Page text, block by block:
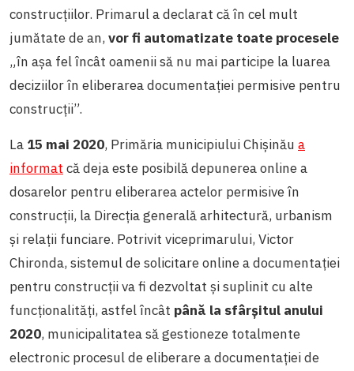
construcțiilor. Primarul a declarat că în cel mult
jumătate de an, vor fi automatizate toate procesele
„în așa fel încât oamenii să nu mai participe la luarea
deciziilor în eliberarea documentației permisive pentru
construcții”.
La 15 mai 2020, Primăria municipiului Chișinău a
informat că deja este posibilă depunerea online a
dosarelor pentru eliberarea actelor permisive în
construcții, la Direcția generală arhitectură, urbanism
și relații funciare. Potrivit viceprimarului, Victor
Chironda, sistemul de solicitare online a documentației
pentru construcții va fi dezvoltat și suplinit cu alte
funcționalități, astfel încât până la sfârșitul anului
2020, municipalitatea să gestioneze totalmente
electronic procesul de eliberare a documentației de